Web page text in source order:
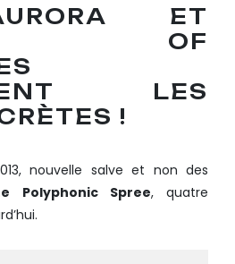
ET
OF
LES
!
nouvelle salve et non des
Polyphonic Spree, quatre